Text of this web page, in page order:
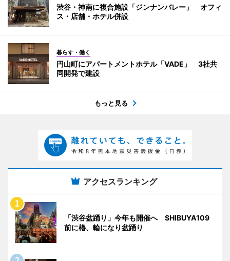
渋谷・神南に複合施設「ジンナンバレー」 オフィ
ス・店舗・ホテル併設
暮らす・働く
円山町にアパートメントホテル「VADE」 3社共
同開発で建設
もっと見る
アクセスランキング
「渋谷盆踊り」今年も開催へ SHIBUYA109
前に櫓、輪になり盆踊り